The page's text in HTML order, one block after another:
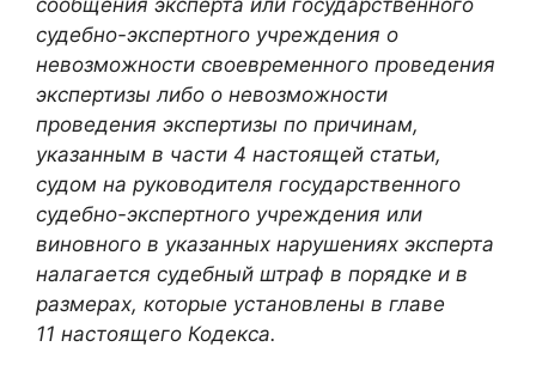
судебно-экспертного учреждения о
невозможности своевременного проведения
экспертизы либо о невозможности
проведения экспертизы по причинам,
указанным в части 4 настоящей статьи,
судом на руководителя государственного
судебно-экспертного учреждения или
виновного в указанных нарушениях эксперта
налагается судебный штраф в порядке и в
размерах, которые установлены в главе
11 настоящего Кодекса.